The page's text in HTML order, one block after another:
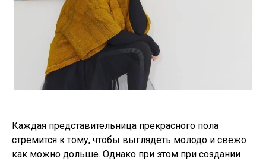
Каждая представительница прекрасного пола
стремится к тому, чтобы выглядеть молодо и свежо
как можно дольше. Однако при этом при создании